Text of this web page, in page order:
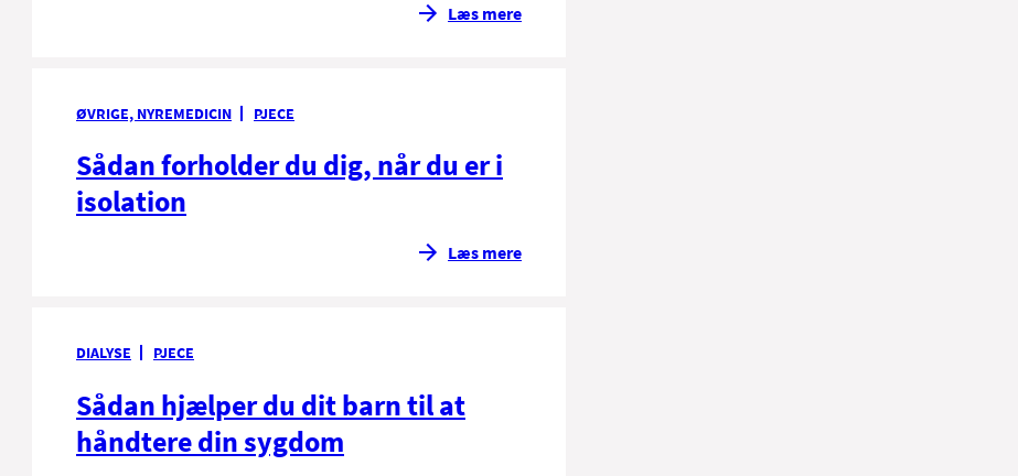
Læs mere
ØVRIGE, NYREMEDICIN PJECE
Sådan forholder du dig, når du er i
isolation
Læs mere
DIALYSE PJECE
Sådan hjælper du dit barn til at
håndtere din sygdom